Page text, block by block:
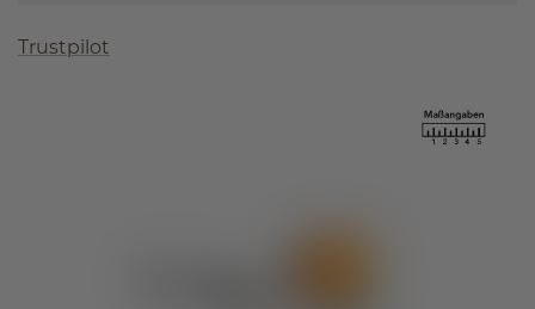
Trustpilot